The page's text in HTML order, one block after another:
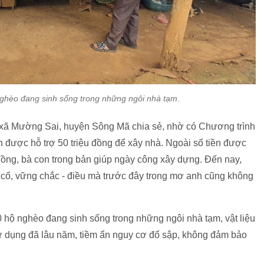
đang sinh sống trong những ngôi nhà tạm.
Mường Sai, huyện Sông Mã chia sẻ, nhờ có Chương trình
được hỗ trợ 50 triệu đồng để xây nhà. Ngoài số tiền được
bà con trong bản giúp ngày công xây dựng. Đến nay,
vững chắc - điều mà trước đây trong mơ anh cũng không
nghèo đang sinh sống trong những ngôi nhà tạm, vật liệu
đã lâu năm, tiềm ẩn nguy cơ đổ sập, không đảm bảo